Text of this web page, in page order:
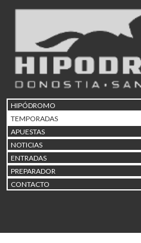
HIPÓDROMO
TEMPORADAS
APUESTAS
NOTICIAS
ENTRADAS
PREPARADOR
CONTACTO